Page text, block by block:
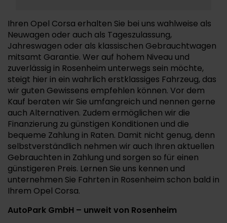
Ihren Opel Corsa erhalten Sie bei uns wahlweise als
Neuwagen oder auch als Tageszulassung,
Jahreswagen oder als klassischen Gebrauchtwagen
mitsamt Garantie. Wer auf hohem Niveau und
zuverlässig in Rosenheim unterwegs sein möchte,
steigt hier in ein wahrlich erstklassiges Fahrzeug, das
wir guten Gewissens empfehlen können. Vor dem
Kauf beraten wir Sie umfangreich und nennen gerne
auch Alternativen. Zudem ermöglichen wir die
Finanzierung zu günstigen Konditionen und die
bequeme Zahlung in Raten. Damit nicht genug, denn
selbstverständlich nehmen wir auch Ihren aktuellen
Gebrauchten in Zahlung und sorgen so für einen
günstigeren Preis. Lernen Sie uns kennen und
unternehmen Sie Fahrten in Rosenheim schon bald in
Ihrem Opel Corsa.
AutoPark GmbH – unweit von Rosenheim